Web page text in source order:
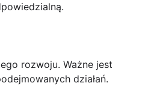
rozwoju. Ważne jest
działań.